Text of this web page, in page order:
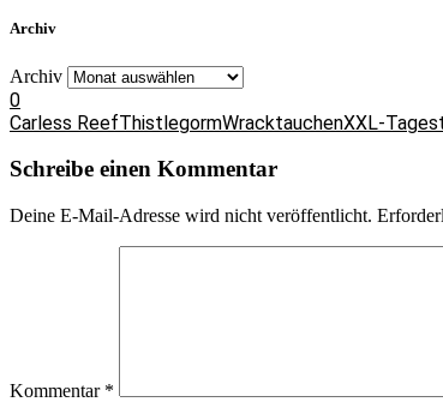
Archiv
Archiv
0
Carless ReefThistlegormWracktauchenXXL-
Schreibe einen Kommentar
Deine E-Mail-Adresse wird nicht veröffentlicht.
Kommentar *